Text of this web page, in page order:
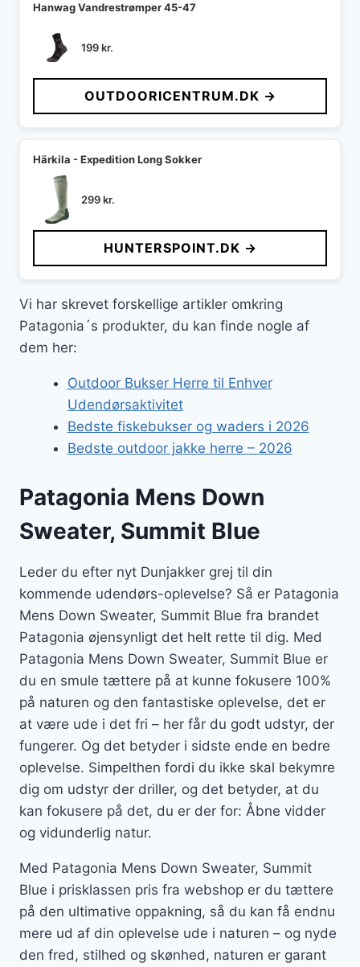
Hanwag Vandrestrømper 45-47
199kr.
OUTDOORICENTRUM.DK →
Härkila - Expedition Long Sokker
299kr.
HUNTERSPOINT.DK →
Vi har skrevet forskellige artikler omkring
Patagonia´s produkter, du kan finde nogle af
dem her:
Outdoor Bukser Herre til Enhver
Udendørsaktivitet
Bedste fiskebukser og waders i 2026
Bedste outdoor jakke herre – 2026
Patagonia Mens Down
Sweater, Summit Blue
Leder du efter nyt Dunjakker grej til din
kommende udendørs-oplevelse? Så er Patagonia
Mens Down Sweater, Summit Blue fra brandet
Patagonia øjensynligt det helt rette til dig. Med
Patagonia Mens Down Sweater, Summit Blue er
du en smule tættere på at kunne fokusere 100%
på naturen og den fantastiske oplevelse, det er
at være ude i det fri – her får du godt udstyr, der
fungerer. Og det betyder i sidste ende en bedre
oplevelse. Simpelthen fordi du ikke skal bekymre
dig om udstyr der driller, og det betyder, at du
kan fokusere på det, du er der for: Åbne vidder
og vidunderlig natur.
Med Patagonia Mens Down Sweater, Summit
Blue i prisklassen pris fra webshop er du tættere
på den ultimative oppakning, så du kan få endnu
mere ud af din oplevelse ude i naturen – og nyde
den fred, stilhed og skønhed, naturen er garant